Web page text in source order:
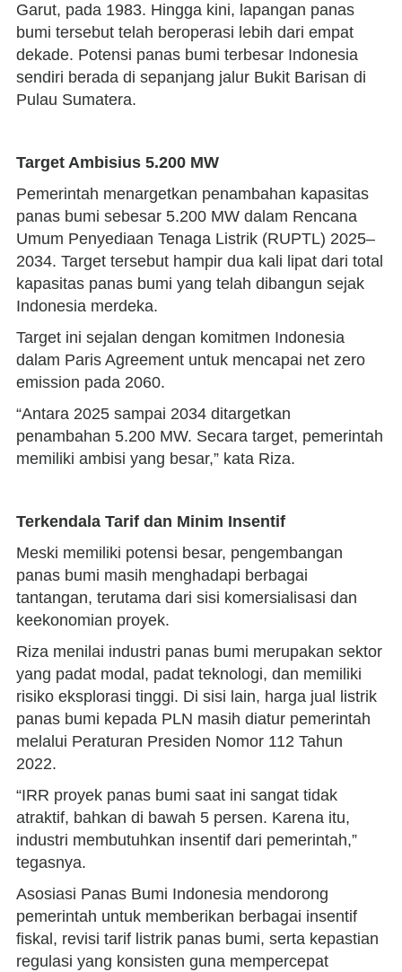
Garut, pada 1983. Hingga kini, lapangan panas
bumi tersebut telah beroperasi lebih dari empat
dekade. Potensi panas bumi terbesar Indonesia
sendiri berada di sepanjang jalur Bukit Barisan di
Pulau Sumatera.
Target Ambisius 5.200 MW
Pemerintah menargetkan penambahan kapasitas
panas bumi sebesar 5.200 MW dalam Rencana
Umum Penyediaan Tenaga Listrik (RUPTL) 2025–
2034. Target tersebut hampir dua kali lipat dari total
kapasitas panas bumi yang telah dibangun sejak
Indonesia merdeka.
Target ini sejalan dengan komitmen Indonesia
dalam Paris Agreement untuk mencapai net zero
emission pada 2060.
“Antara 2025 sampai 2034 ditargetkan
penambahan 5.200 MW. Secara target, pemerintah
memiliki ambisi yang besar,” kata Riza.
Terkendala Tarif dan Minim Insentif
Meski memiliki potensi besar, pengembangan
panas bumi masih menghadapi berbagai
tantangan, terutama dari sisi komersialisasi dan
keekonomian proyek.
Riza menilai industri panas bumi merupakan sektor
yang padat modal, padat teknologi, dan memiliki
risiko eksplorasi tinggi. Di sisi lain, harga jual listrik
panas bumi kepada PLN masih diatur pemerintah
melalui Peraturan Presiden Nomor 112 Tahun
2022.
“IRR proyek panas bumi saat ini sangat tidak
atraktif, bahkan di bawah 5 persen. Karena itu,
industri membutuhkan insentif dari pemerintah,”
tegasnya.
Asosiasi Panas Bumi Indonesia mendorong
pemerintah untuk memberikan berbagai insentif
fiskal, revisi tarif listrik panas bumi, serta kepastian
regulasi yang konsisten guna mempercepat